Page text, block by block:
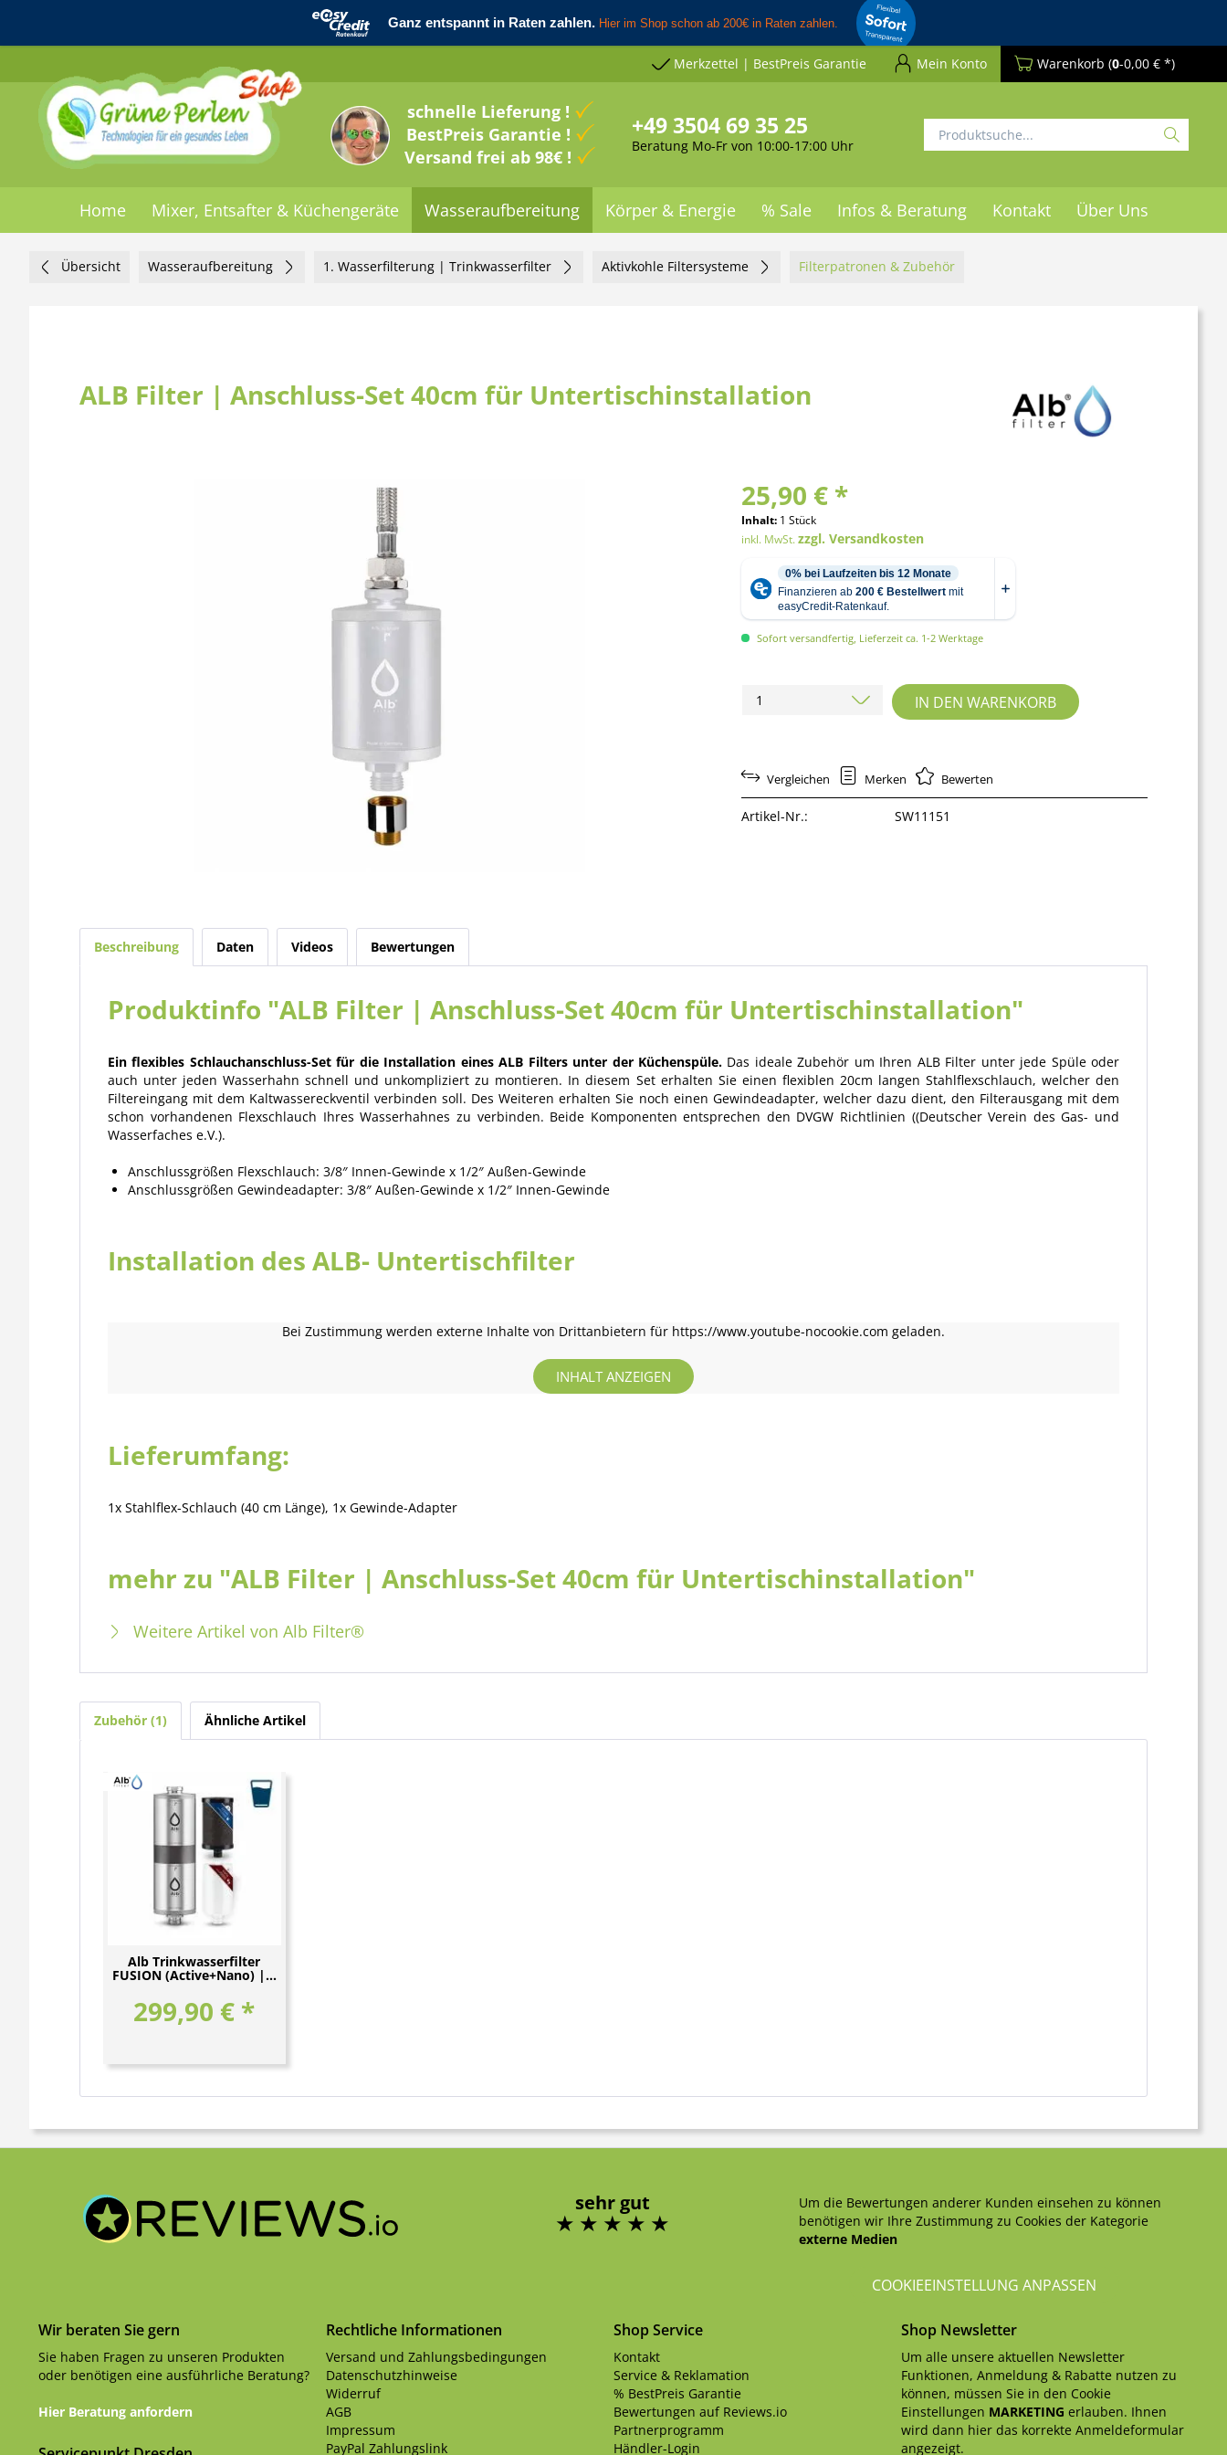
Merkzettel | BestPreis Garantie Mein Konto Warenkorb (0-0,00 € *)
schnelle Lieferung !
BestPreis Garantie !
Versand frei ab 98€ !
+49 3504 69 35 25
Beratung Mo-Fr von 10:00-17:00 Uhr
Home Mixer, Entsafter & Küchengeräte Wasseraufbereitung Körper & Energie % Sale Infos & Beratung Kontakt Über Uns
Übersicht Wasseraufbereitung 1. Wasserfilterung | Trinkwasserfilter Aktivkohle Filtersysteme Filterpatronen & Zubehör
ALB Filter | Anschluss-Set 40cm für Untertischinstallation
25,90 € *
Inhalt: 1 Stück
inkl. MwSt.zzgl. Versandkosten
Sofort versandfertig, Lieferzeit ca. 1-2 Werktage
IN DEN WARENKORB
Vergleichen Merken Bewerten
Artikel-Nr.: SW11151
Beschreibung Daten Videos Bewertungen
Produktinfo "ALB Filter | Anschluss-Set 40cm für Untertischinstallation"
Ein flexibles Schlauchanschluss-Set für die Installation eines ALB Filters unter der Küchenspüle. Das ideale Zubehör um Ihren ALB Filter unter jede Spüle oder
auch unter jeden Wasserhahn schnell und unkompliziert zu montieren. In diesem Set erhalten Sie einen flexiblen 20cm langen Stahlflexschlauch, welcher den
Filtereingang mit dem Kaltwassereckventil verbinden soll. Des Weiteren erhalten Sie noch einen Gewindeadapter, welcher dazu dient, den Filterausgang mit dem
schon vorhandenen Flexschlauch Ihres Wasserhahnes zu verbinden. Beide Komponenten entsprechen den DVGW Richtlinien ((Deutscher Verein des Gas- und
Wasserfaches e.V.).
Anschlussgrößen Flexschlauch: 3/8″ Innen-Gewinde x 1/2″ Außen-Gewinde
Anschlussgrößen Gewindeadapter: 3/8″ Außen-Gewinde x 1/2″ Innen-Gewinde
Installation des ALB- Untertischfilter
Bei Zustimmung werden externe Inhalte von Drittanbietern für https://www.youtube-nocookie.com geladen.
INHALT ANZEIGEN
Lieferumfang:
1x Stahlflex-Schlauch (40 cm Länge), 1x Gewinde-Adapter
mehr zu "ALB Filter | Anschluss-Set 40cm für Untertischinstallation"
Weitere Artikel von Alb Filter®
Zubehör 1 Ähnliche Artikel
Alb Trinkwasserfilter
FUSION (Active+Nano) |...
299,90 € *
sehr gut
Um die Bewertungen anderer Kunden einsehen zu können
benötigen wir Ihre Zustimmung zu Cookies der Kategorie
externe Medien
COOKIEEINSTELLUNG ANPASSEN
Wir beraten Sie gern
Sie haben Fragen zu unseren Produkten
oder benötigen eine ausführliche Beratung?
Hier Beratung anfordern
Rechtliche Informationen
Versand und Zahlungsbedingungen
Datenschutzhinweise
Widerruf
AGB
Impressum
PayPal Zahlungslink
Shop Service
Kontakt
Service & Reklamation
% BestPreis Garantie
Bewertungen auf Reviews.io
Partnerprogramm
Händler-Login
Shop Newsletter
Um alle unsere aktuellen Newsletter
Funktionen, Anmeldung & Rabatte nutzen zu
können, müssen Sie in den Cookie
Einstellungen MARKETING erlauben. Ihnen
wird dann hier das korrekte Anmeldeformular
angezeigt.